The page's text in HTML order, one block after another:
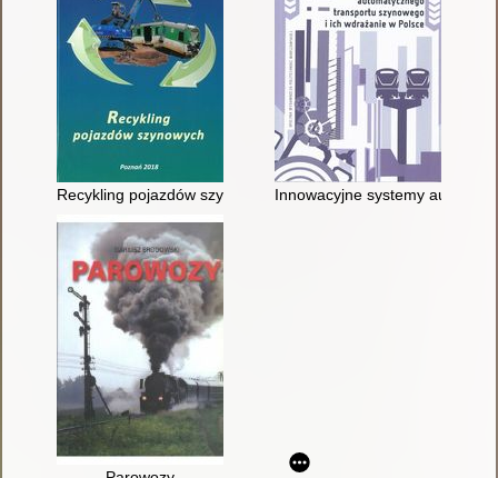
Recykling pojazdów szynowychInnowacyjne systemy